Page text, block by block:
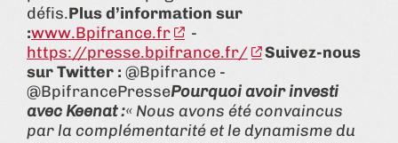
défis.Plus d’information sur
:www.Bpifrance.fr
-
https://presse.bpifrance.fr/
Suivez-nous
sur Twitter : @Bpifrance -
@BpifrancePressePourquoi avoir investi
avec Keenat :« Nous avons été convaincus
par la complémentarité et le dynamisme du